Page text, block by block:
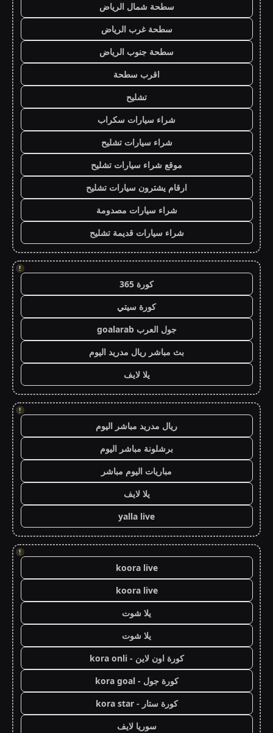
سطحة شمال الرياض
سطحة غرب الرياض
سطحة جنوب الرياض
اقرب سطحة
تشليح
شراء سيارات سكراب
شراء سيارات تشليح
موقع شراء سيارات تشليح
ارقام يشترون سيارات تشليح
شراء سيارات مصدومة
شراء سيارات قديمة تشليح
!
كورة 365
كورة سيتي
جول العرب goalarab
بث مباشر ريال مدريد اليوم
يلا لايف
!
ريال مدريد مباشر اليوم
برشلونة مباشر اليوم
مباريات اليوم مباشر
يلا لايف
yalla live
!
koora live
koora live
يلا شوت
يلا شوت
كورة اون لاين - kora onli
كورة جول - kora goal
كورة ستار - kora star
سوريا لايف